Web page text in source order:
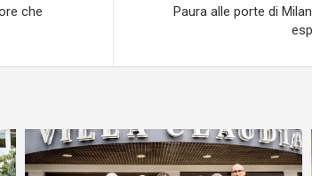
che
Paura alle porte di